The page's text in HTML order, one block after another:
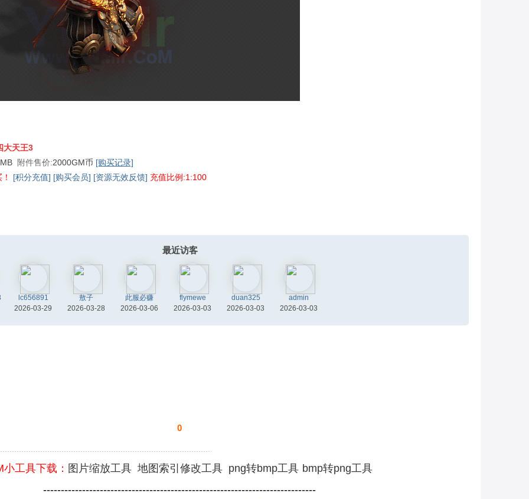
大天王3
附件售价:2000GM币 [购买记录]
[积分充值] [购买会员] [资源无效反馈] 充值比例:1:100
最近访客
lc656891
2026-03-29
敖子
2026-03-28
此服必赚
2026-03-06
flymewe
2026-03-03
duan325
2026-03-03
admin
2026-03-03
0
小工具下载： 图片缩放工具 地图索引修改工具 png转bmp工具 bmp转png工具
-----------------------------------------------------------------------------